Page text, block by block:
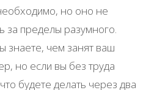
но оно не
за пределы разумного.
знаете, чем занят ваш
но если вы без труда
будете делать через два